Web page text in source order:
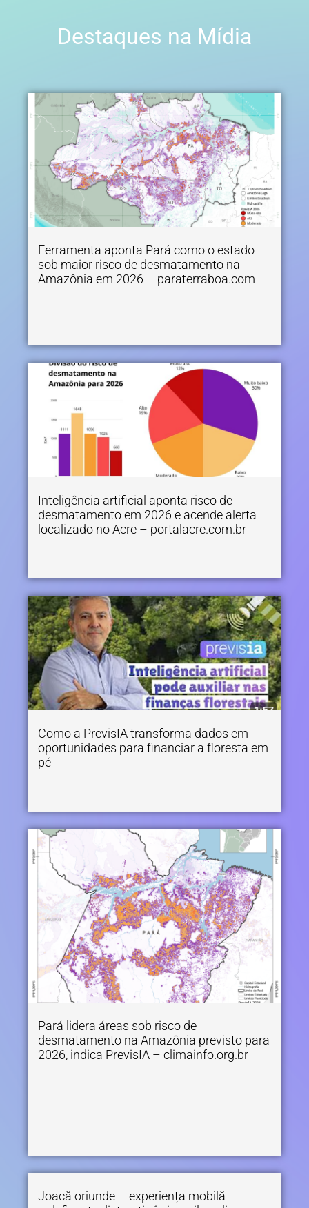
Destaques na Mídia
Ferramenta aponta Pará como o estado
sob maior risco de desmatamento na
Amazônia em 2026 – paraterraboa.com
Inteligência artificial aponta risco de
desmatamento em 2026 e acende alerta
localizado no Acre – portalacre.com.br
Como a PrevisIA transforma dados em
oportunidades para financiar a floresta em
pé
Pará lidera áreas sob risco de
desmatamento na Amazônia previsto para
2026, indica PrevisIA – climainfo.org.br
Joacă oriunde – experiența mobilă